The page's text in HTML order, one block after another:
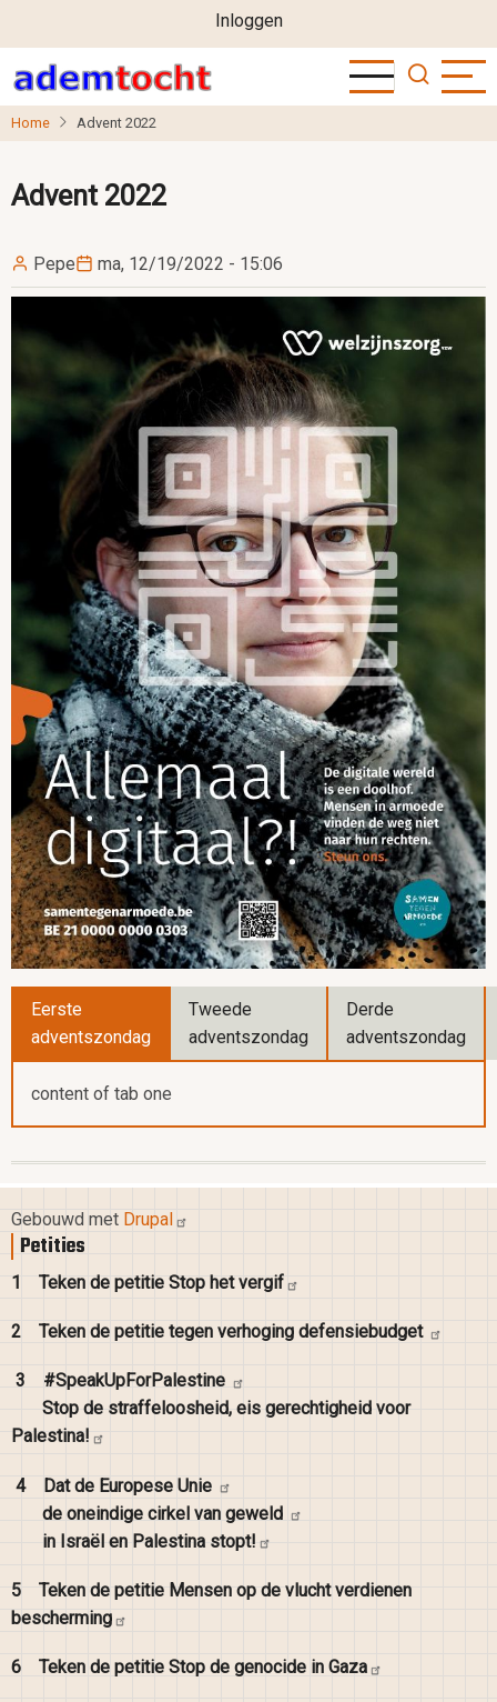
naar
de
inhoud
User
account
menu
Inloggen
Home Advent 2022
Advent 2022
Pepe ma, 12/19/2022 - 15:06
Eerste
adventszondag
Tweede
adventszondag
Derde
adventszondag
content of tab one
Gebouwd met Drupal
Petities
1 Teken de petitie Stop hetvergif
2 Teken de petitie tegen verhoging defensiebudget
3
#SpeakUpForPalestine
Stop de straffeloosheid, eis gerechtigheid voor
Palestina!
4 Dat de Europese Unie
de oneindige cirkel van geweld
in Israël en Palestina stopt!
5 Teken de petitie Mensen op de vlucht verdienen
bescherming
6 Teken de petitie Stop de genocide in Gaza